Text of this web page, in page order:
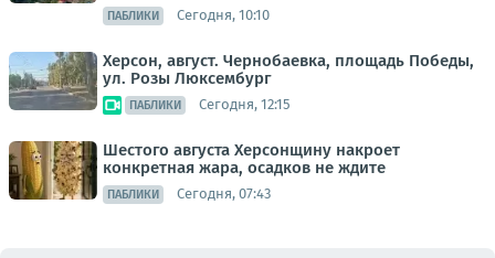
ПАБЛИКИ Сегодня, 10:10
Херсон, август. Чернобаевка, площадь Победы,
ул. Розы Люксембург
ПАБЛИКИ Сегодня, 12:15
Шестого августа Херсонщину накроет
конкретная жара, осадков не ждите
ПАБЛИКИ Сегодня, 07:43